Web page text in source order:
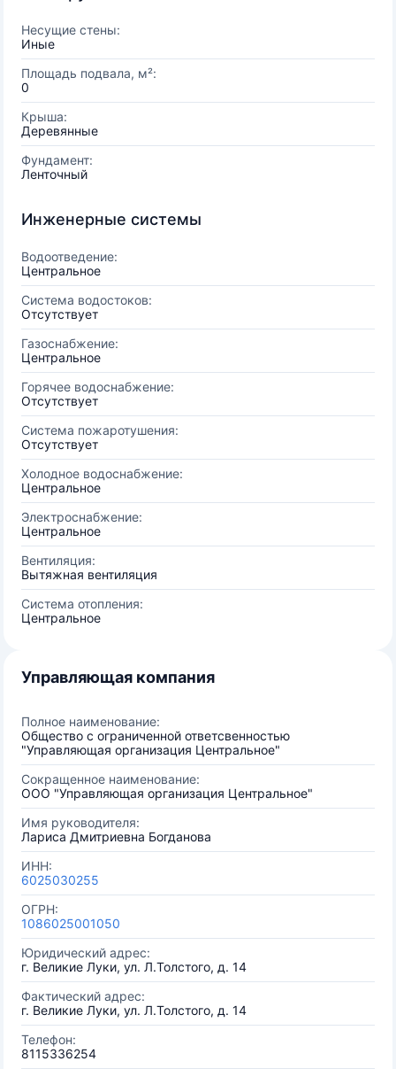
Несущие стены:
Иные
Площадь подвала, м²:
0
Крыша:
Деревянные
Фундамент:
Ленточный
Инженерные системы
Водоотведение:
Центральное
Система водостоков:
Отсутствует
Газоснабжение:
Центральное
Горячее водоснабжение:
Отсутствует
Система пожаротушения:
Отсутствует
Холодное водоснабжение:
Центральное
Электроснабжение:
Центральное
Вентиляция:
Вытяжная вентиляция
Система отопления:
Центральное
Управляющая компания
Полное наименование:
Общество с ограниченной ответсвенностью
"Управляющая организация Центральное"
Сокращенное наименование:
ООО "Управляющая организация Центральное"
Имя руководителя:
Лариса Дмитриевна Богданова
ИНН:
6025030255
ОГРН:
1086025001050
Юридический адрес:
г. Великие Луки, ул. Л.Толстого, д. 14
Фактический адрес:
г. Великие Луки, ул. Л.Толстого, д. 14
Телефон:
8115336254